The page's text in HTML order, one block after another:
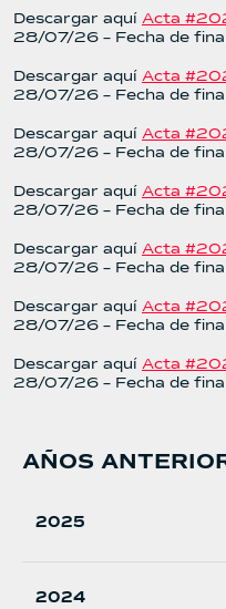
Descargar aquí Acta
28/07/26 – Fecha de
Descargar aquí Acta
28/07/26 – Fecha de
Descargar aquí Acta
28/07/26 – Fecha de
Descargar aquí Acta
28/07/26 – Fecha de
Descargar aquí Acta
28/07/26 – Fecha de
Descargar aquí Acta
28/07/26 – Fecha de
Descargar aquí Acta
28/07/26 – Fecha de
AÑOS
2025
2024